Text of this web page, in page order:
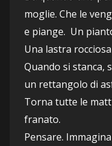
moglie. Che le
e piange.  Un
Una lastra
Quando si stanca,
un rettangolo di
Torna tutte le
franato.
Pensare.